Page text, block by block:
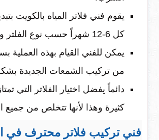
يقوم فني فلاتر المياه بالكويت
كل 6-12 شهراً حسب نوع الفلتر ونوعية المياه.
يمكن للفني القيام بهذه العملية
من تركيب الشمعات الجديدة
دائماً يفضل اختيار الفلاتر التي
كثيرة وهذا لأنها تتخلص من جميع
فني تركيب فلاتر محترف في